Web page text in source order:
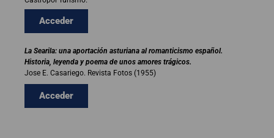
Acceder
La Searila: una aportación asturiana al romanticismo español.
Historia, leyenda y poema de unos amores trágicos.
Jose E. Casariego. Revista Fotos (1955)
Acceder